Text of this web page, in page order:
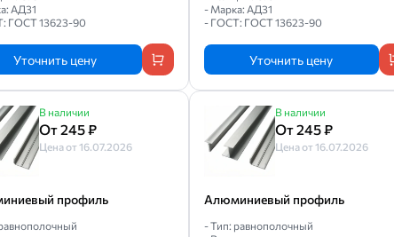
АД31
ГОСТ 13623-90
Уточнить цену
- Марка: АД31
- ГОСТ: ГОСТ 13623-90
Уточнить цену
В наличии
От 245 ₽
Цена от 16.07.2026
профиль
В наличии
От 245 ₽
Цена от 16.07.2026
Алюминиевый профиль
- Тип: равнополочный